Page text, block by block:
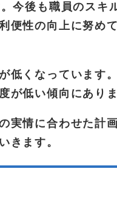
今後も職員のスキ
便性の向上に努め
低くなっています
が低い傾向にありま
実情に合わせた計
きます。